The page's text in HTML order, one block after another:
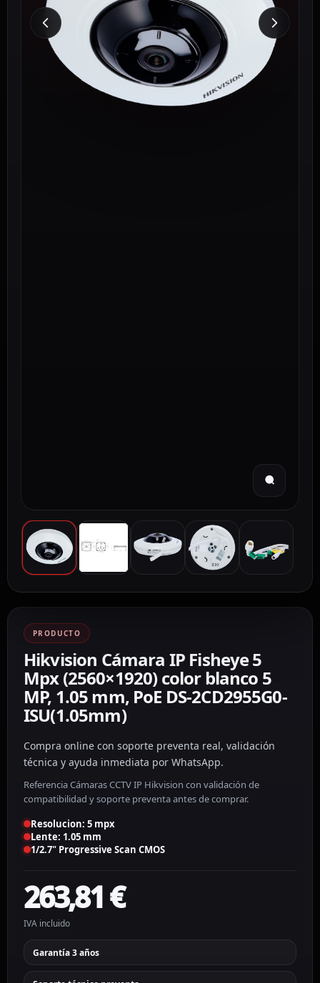
PRODUCTO
Hikvision Cámara IP Fisheye 5
Mpx (2560×1920) color blanco 5
MP, 1.05 mm, PoE DS-2CD2955G0-
ISU(1.05mm)
Compra online con soporte preventa real, validación
técnica y ayuda inmediata por WhatsApp.
Referencia Cámaras CCTV IP Hikvision con validación de
compatibilidad y soporte preventa antes de comprar.
Resolucion: 5 mpx
Lente: 1.05 mm
1/2.7" Progressive Scan CMOS
263,81€
IVA incluido
Garantía 3 años